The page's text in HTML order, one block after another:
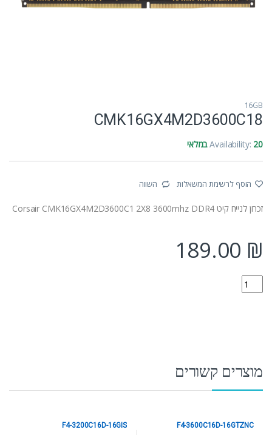
16GB
CMK16GX4M2D3600C18
Availability: 20 במלאי
הוסף לרשימת המשאלות השווה
זכרון לנייח קיט Corsair CMK16GX4M2D3600C1 2X8 3600mhz DDR4
189.00 ₪
CMK16GX4M2D3600C18 quantity
מוצרים קשורים
F4-3600C16D-16GTZNC
F4-3200C16D-16GIS